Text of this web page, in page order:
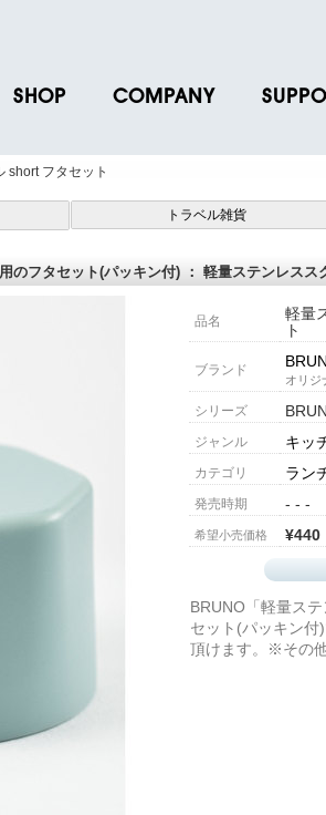
SHOP
インショップ一覧
POINT SERVICE
COMPANY
IR情報
リクルート 各種お問い
short フタセット
トラベル雑貨
のフタセット(パッキン付) ： 軽量ステンレス
品名
軽量
ト
ブランド
オリジ
シリーズ
ジャンル キッ
カテゴリ ラン
発売時期 - - -
希望小売価格 ¥440
BRUNO「軽量ス
セット(パッキン付
頂けます。※その